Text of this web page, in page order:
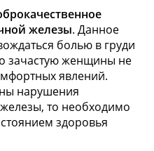
железы. Данное
болью в груди
зачастую женщины не
явлений.
нарушения
то необходимо
здоровья